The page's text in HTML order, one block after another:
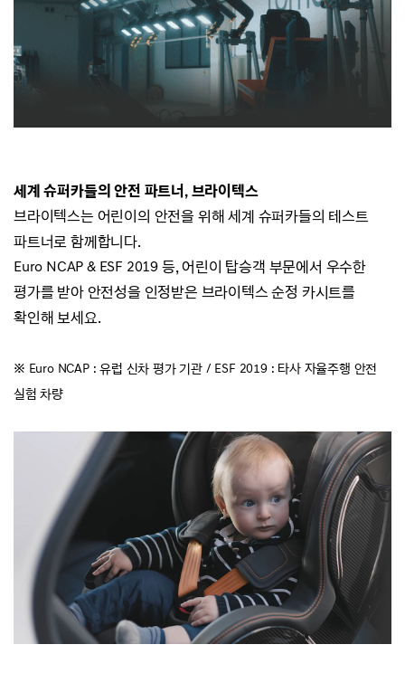
세계 슈퍼카들의 안전 파트너, 브라이텍스
브라이텍스는 어린이의 안전을 위해 세계 슈퍼카들의 테스트
파트너로 함께합니다.
Euro NCAP & ESF 2019 등, 어린이 탑승객 부문에서 우수한
평가를 받아 안전성을 인정받은 브라이텍스 순정 카시트를
확인해 보세요.
※ Euro NCAP : 유럽 신차 평가 기관 / ESF 2019 : 타사 자율주행 안전
실험 차량